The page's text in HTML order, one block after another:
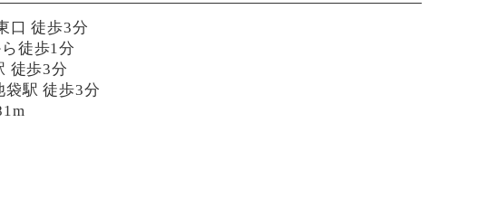
口 徒歩3分
徒歩1分
徒歩3分
袋駅 徒歩3分